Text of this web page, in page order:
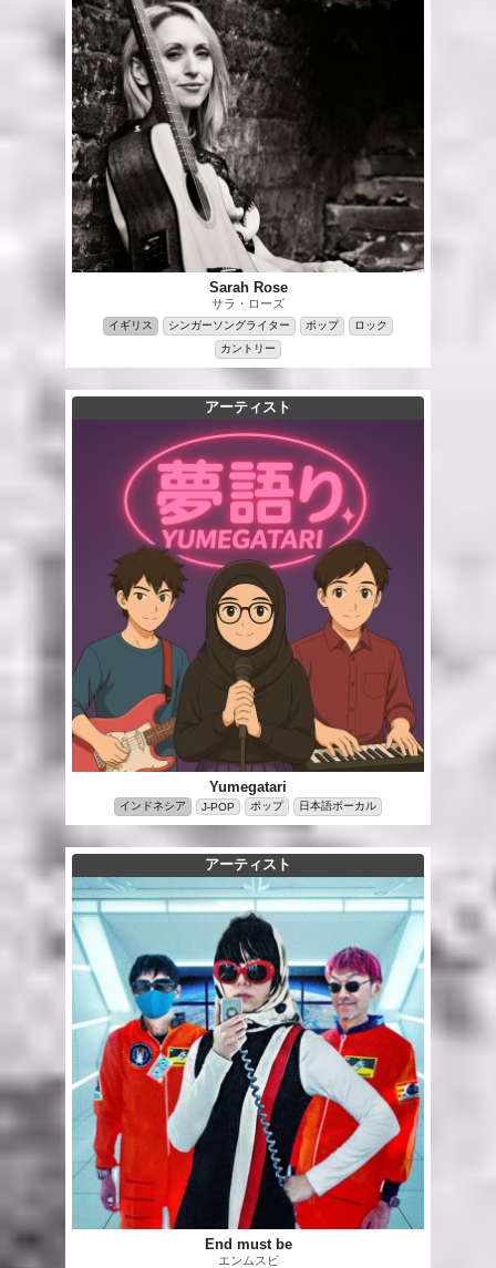
Sarah Rose
サラ・ローズ
イギリス シンガーソングライター ポップ
ロック
カントリー
アーティスト
Yumegatari
インドネシア J-POP ポップ 日本語ボーカル
アーティスト
End must be
エンムスビ